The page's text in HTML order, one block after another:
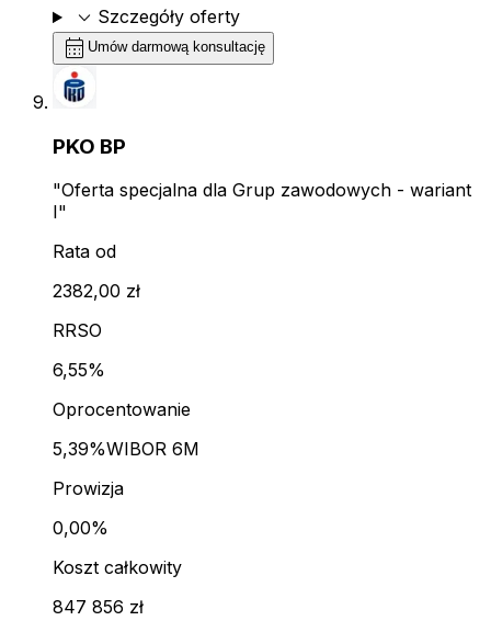
expand_more Szczegóły oferty
calendar_month Umów darmową konsultację
PKO BP
"Oferta specjalna dla Grup zawodowych - wariant
I"
Rata od
2382,00 zł
RRSO
6,55%
Oprocentowanie
5,39%WIBOR 6M
Prowizja
0,00%
Koszt całkowity
847 856 zł